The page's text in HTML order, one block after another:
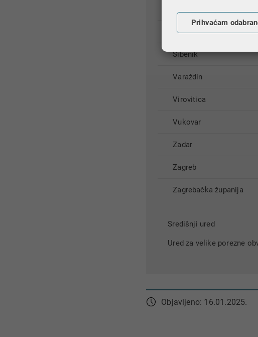
Split
Šibenik
Varaždin
Virovitica
Vukovar
Zadar
Zagreb
Zagrebačka županija
Središnji ured
Ured za velike porezne
Objavljeno: 16.01.2025.
Prihvaćam